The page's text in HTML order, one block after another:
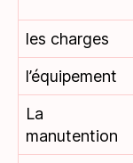
les charges
l’équipement
La
manutention